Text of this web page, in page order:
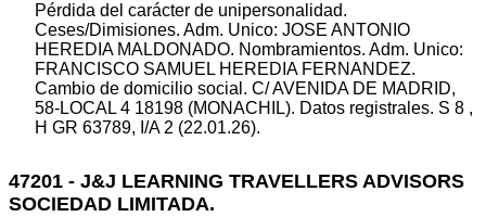
Pérdida del carácter de unipersonalidad.
Ceses/Dimisiones. Adm. Unico: JOSE ANTONIO
HEREDIA MALDONADO. Nombramientos. Adm. Unico:
FRANCISCO SAMUEL HEREDIA FERNANDEZ.
Cambio de domicilio social. C/ AVENIDA DE MADRID,
58-LOCAL 4 18198 (MONACHIL). Datos registrales. S 8 ,
H GR 63789, I/A 2 (22.01.26).
47201 - J&J LEARNING TRAVELLERS ADVISORS
SOCIEDAD LIMITADA.